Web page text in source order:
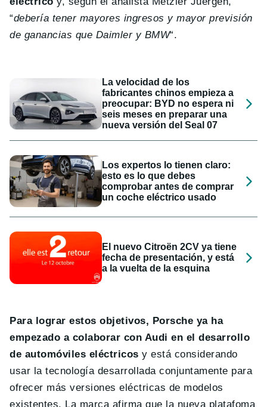
“debería tener mayores ingresos y mayor previsión
de ganancias que Daimler y BMW“.
La velocidad de los
fabricantes chinos empieza a
preocupar: BYD no espera ni
seis meses en preparar una
nueva versión del Seal 07
Los expertos lo tienen claro:
esto es lo que debes
comprobar antes de comprar
un coche eléctrico usado
El nuevo Citroën 2CV ya tiene
fecha de presentación, y está
a la vuelta de la esquina
Para lograr estos objetivos, Porsche ya ha
empezado a colaborar con Audi en el desarrollo
de automóviles eléctricos y está considerando
usar la tecnología desarrollada conjuntamente para
ofrecer más versiones eléctricas de modelos
existentes. La marca afirma que la nueva platafoma